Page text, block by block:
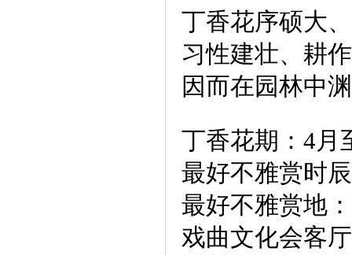
丁香花序硕大
习性建壮、耕
因而在园林中
丁香花期：4月
最好不雅赏时
最好不雅赏地
戏曲文化会客